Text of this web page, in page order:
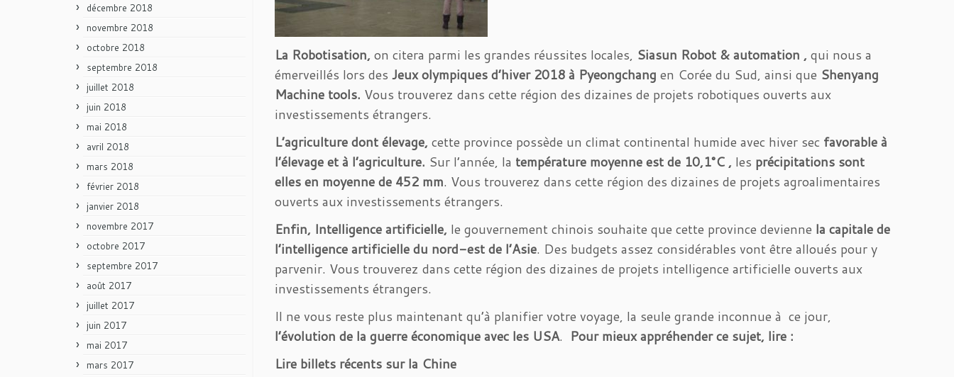
décembre 2018
novembre 2018
octobre 2018
septembre 2018
juillet 2018
juin 2018
mai 2018
avril 2018
mars 2018
février 2018
janvier 2018
novembre 2017
octobre 2017
septembre 2017
août 2017
juillet 2017
juin 2017
mai 2017
mars 2017
La Robotisation, on citera parmi les grandes réussites locales, Siasun Robot & automation , qui nous a
émerveillés lors des Jeux olympiques d’hiver 2018 à Pyeongchang en Corée du Sud, ainsi que Shenyang
Machine tools. Vous trouverez dans cette région des dizaines de projets robotiques ouverts aux
investissements étrangers.
L’agriculture dont élevage, cette province possède un climat continental humide avec hiver sec favorable à
l’élevage et à l’agriculture. Sur l’année, la température moyenne est de 10,1°C , les précipitations sont
elles en moyenne de 452 mm. Vous trouverez dans cette région des dizaines de projets agroalimentaires
ouverts aux investissements étrangers.
Enfin, Intelligence artificielle, le gouvernement chinois souhaite que cette province devienne la capitale de
l’intelligence artificielle du nord-est de l’Asie. Des budgets assez considérables vont être alloués pour y
parvenir. Vous trouverez dans cette région des dizaines de projets intelligence artificielle ouverts aux
investissements étrangers.
Il ne vous reste plus maintenant qu’à planifier votre voyage, la seule grande inconnue à ce jour,
l’évolution de la guerre économique avec les USA. Pour mieux appréhender ce sujet, lire :
Lire billets récents sur la Chine